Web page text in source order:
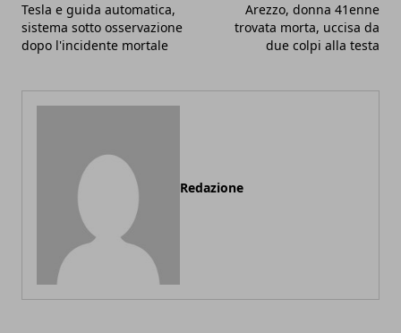
Tesla e guida automatica,
sistema sotto osservazione
dopo l'incidente mortale
Arezzo, donna 41enne
trovata morta, uccisa da
due colpi alla testa
Redazione